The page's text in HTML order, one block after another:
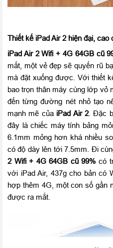
Thiết kế iPad Air 2 hiện đại, cao
iPad Air 2 Wifi + 4G 64GB cũ
mắt, một vẻ đẹp sẽ quyến rũ
mà đặt xuống được. Với thiết
bao trọn thân máy cùng lớp
đến từng đường nét nhỏ tạo
mạnh mẽ của iPad Air 2. Đặc
đây là chiếc máy tính bảng
6.1mm mỏng hơn khá nhiều
có độ dày lên tới 7.5mm. Đi
2 Wifi + 4G 64GB cũ 99% có
với iPad Air, 437g cho bản có
hợp thêm 4G, một con số gần
được ra mắt.